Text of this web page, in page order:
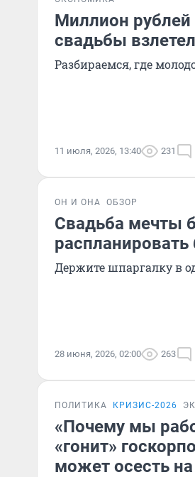
Миллион
свадьбы
Разбираемся, где
11 июля, 2026, 13:40 231
ОН И ОНА ОБЗОР
Свадьба мечты
Держите шпаргалку в
28 июня, 2026, 02:00 263
ПОЛИТИКА КРИЗИС-2026
«Почему мы
«гонит»
может осесть